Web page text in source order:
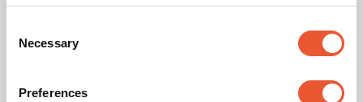
Selection
Necessary
Preferences
€ 269,99